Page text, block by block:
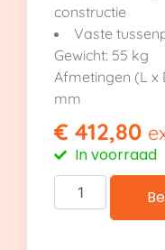
constructie
Vaste
Gewicht: 55 kg
Afmetingen (L x
mm
€ 412,80
In voorraad